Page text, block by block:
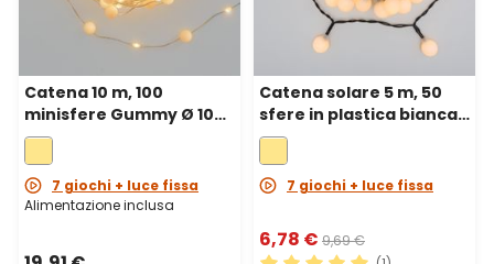
Catena 10 m, 100
minisfere Gummy Ø 10
mm, microled bianco
caldo, cavo metal
argento
7 giochi + luce fissa
Alimentazione inclusa
Catena solare 5 m, 50
sfere in plastica bianca
Ø 20 mm, led bianco
caldo, cavo nero
7 giochi + luce fissa
6,78 € 9,69 €